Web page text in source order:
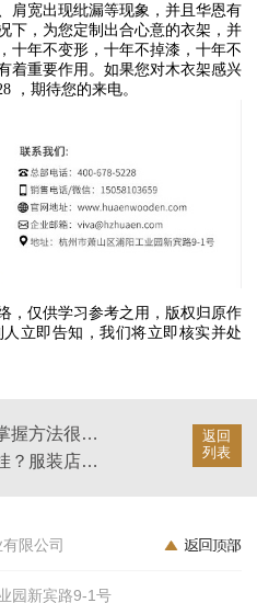
肩宽出现纰漏等现象，并且华恩有
下，为您定制出合心意的衣架，并
十年不变形，十年不掉漆，十年不
着重要作用。如果您对木衣架感兴
，期待您的来电。
，仅供学习参考之用，版权归原作
立即告知，我们将立即核实并处
返回
列表
怎么用实木衣架？掌握方法很重要【华恩衣架】
裤子衣服怎么一起挂？服装店里的秘密【华恩衣架】
限公司
园新宾路9-1号